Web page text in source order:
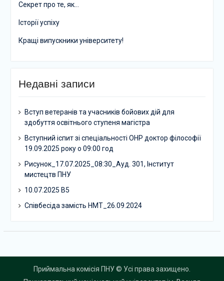
Секрет про те, як…
Історії успіху
Кращі випускники університету!
Недавні записи
Вступ ветеранів та учасників бойових дій для
здобуття освітнього ступеня магістра
Вступний іспит зі спеціальності ОНР доктор філософії
19.09.2025 року о 09:00 год
Рисунок_17.07.2025_08:30_Ауд. 301, Інститут
мистецтв ПНУ
10.07.2025 В5
Співбесіда замість НМТ_26.09.2024
Приймальна комісія ПНУ © Усі права захищено.